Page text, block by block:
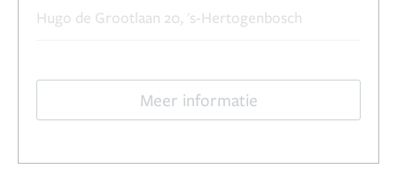
Hugo de Grootlaan 20, 's-Hertogenbosch
Meer informatie